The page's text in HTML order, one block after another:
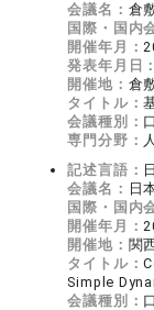
会議名： 倉
国際・国内
開催年月：
発表年月日
開催地： 倉
タイトル：
会議種別：
専門分野：
記述言語：
会議名： 日
国際・国内
開催年月：
開催地： 関
タイトル：
Simple
会議種別：